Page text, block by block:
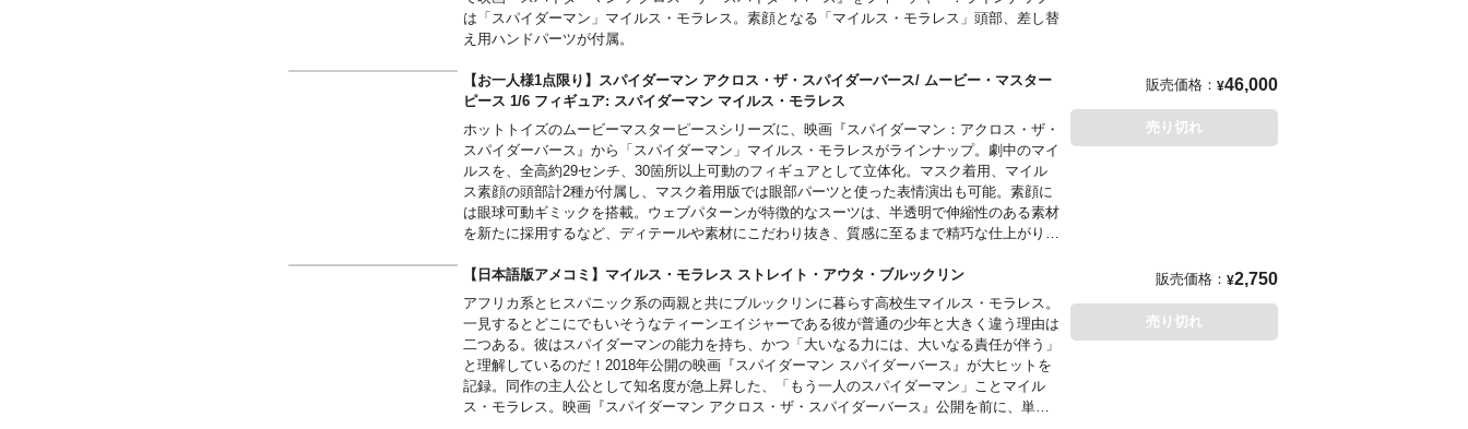
は「スパイダーマン」マイルス・モラレス。素顔となる「マイルス・モラレス」頭部、差し替
え用ハンドパーツが付属。
【お一人様1点限り】スパイダーマン アクロス・ザ・スパイダーバース/ ムービー・マスター
ピース 1/6 フィギュア: スパイダーマン マイルス・モラレス
ホットトイズのムービーマスターピースシリーズに、映画『スパイダーマン：アクロス・ザ・
スパイダーバース』から「スパイダーマン」マイルス・モラレスがラインナップ。劇中のマイ
ルスを、全高約29センチ、30箇所以上可動のフィギュアとして立体化。マスク着用、マイル
ス素顔の頭部計2種が付属し、マスク着用版では眼部パーツと使った表情演出も可能。素顔に
は眼球可動ギミックを搭載。ウェブパターンが特徴的なスーツは、半透明で伸縮性のある素材
を新たに採用するなど、ディテールや素材にこだわり抜き、質感に至るまで精巧な仕上がり。
スが再現可能。アクセサリーとしてコミック、長さや形状がそれぞれ異なるスパイダーウェ
ブ、スパイダーセンスを再現したグラフィックカード、豊富な差し替え用ハンドパーツ、フレ
キシブルピラー型台座が付属。両面で切り替えることができるバックボードも用意され、専用
エフェクトパーツでさらなるを使用することで、マルチバースをイメージしたディスプレイも
可能。
※こちらの商品はお一人様1点までのご予約・注文とさせていただきます。お一人様で複数の
ご予約、同住所でのご予約・注文が確認されましたらキャンセルとさせていただきますのでご
注意ください。
販売価格： ¥46,000
売り切れ
【日本語版アメコミ】マイルス・モラレス ストレイト・アウタ・ブルックリン
アフリカ系とヒスパニック系の両親と共にブルックリンに暮らす高校生マイルス・モラレス。
一見するとどこにでもいそうなティーンエイジャーである彼が普通の少年と大きく違う理由は
二つある。彼はスパイダーマンの能力を持ち、かつ「大いなる力には、大いなる責任が伴う」
と理解しているのだ！2018年公開の映画『スパイダーマン スパイダーバース』が大ヒットを
記録。同作の主人公として知名度が急上昇した、「もう一人のスパイダーマン」ことマイル
ス・モラレス。映画『スパイダーマン アクロス・ザ・スパイダーバース』公開を前に、単独
販売価格： ¥2,750
売り切れ